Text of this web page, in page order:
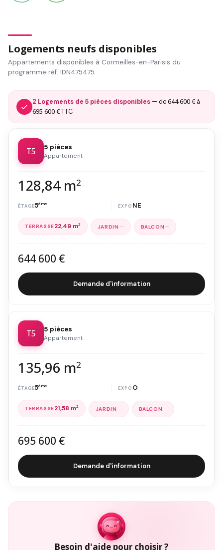
Logements neufs disponibles
Appartements disponibles à Cormeilles-en-Parisis du
programme réf. IDN475475
2 Logements de 5 pièces disponibles — de644 600 € à
695 600 €TTC
T5 5 pièces
Appartement
128,84 m2
5ème NE
22,49 m2 — —
644 600 €
Demande d'information
T5 5 pièces
Appartement
135,96 m2
5ème O
21,58 m2 — —
695 600 €
Demande d'information
Besoin d'aide pour choisir ?